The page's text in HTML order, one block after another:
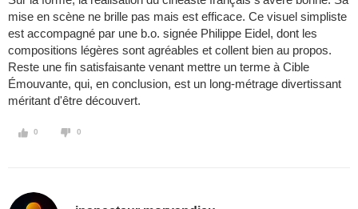
mise en scène ne brille pas mais est efficace. Ce visuel simpliste
est accompagné par une b.o. signée Philippe Eidel, dont les
compositions légères sont agréables et collent bien au propos.
Reste une fin satisfaisante venant mettre un terme à Cible
Émouvante, qui, en conclusion, est un long-métrage divertissant
méritant d'être découvert.
0 0